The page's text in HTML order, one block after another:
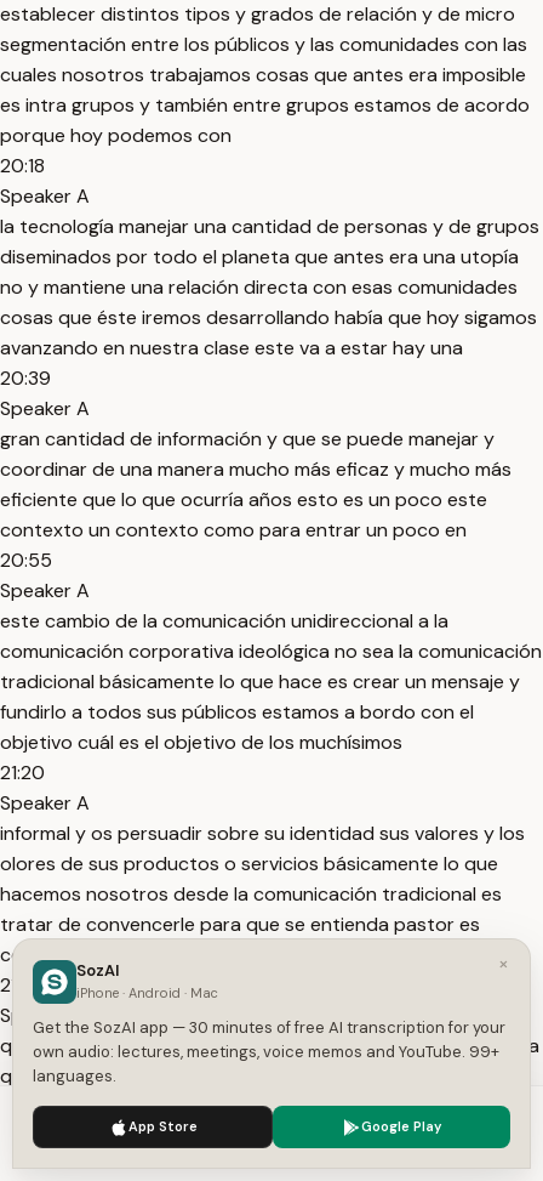
establecer distintos tipos y grados de relación y de micro
segmentación entre los públicos y las comunidades con las
cuales nosotros trabajamos cosas que antes era imposible
es intra grupos y también entre grupos estamos de acordo
porque hoy podemos con
20:18
Speaker A
la tecnología manejar una cantidad de personas y de grupos
diseminados por todo el planeta que antes era una utopía
no y mantiene una relación directa con esas comunidades
cosas que éste iremos desarrollando había que hoy sigamos
avanzando en nuestra clase este va a estar hay una
20:39
Speaker A
gran cantidad de información y que se puede manejar y
coordinar de una manera mucho más eficaz y mucho más
eficiente que lo que ocurría años esto es un poco este
contexto un contexto como para entrar un poco en
20:55
Speaker A
este cambio de la comunicación unidireccional a la
comunicación corporativa ideológica no sea la comunicación
tradicional básicamente lo que hace es crear un mensaje y
fundirlo a todos sus públicos estamos a bordo con el
objetivo cuál es el objetivo de los muchísimos
21:20
Speaker A
informal y os persuadir sobre su identidad sus valores y los
olores de sus productos o servicios básicamente lo que
hacemos nosotros desde la comunicación tradicional es
tratar de convencerle para que se entienda pastor es
conversar con herramientas comunicacionales ilícitas
21:40
Speaker A
que me preguntó mi servicio es mejor que de la competencia
que en mi organización es mejor que la hora después
ustedes como viendo de estas comunidades o públicos
tomarán no bastante experiencia como vimos elaborarán
este este tipo de comunicación tradicional ya
We use cookies to enhance your experience.
×
SozAI
iPhone · Android · Mac
Get the SozAI app — 30 minutes of free AI transcription for your
own audio: lectures, meetings, voice memos and YouTube. 99+
languages.
App Store Google Play